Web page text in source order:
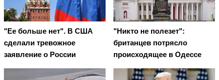
"Ее больше нет". В США
сделали тревожное
заявление о России
"Никто не полезет":
британцев потрясло
происходящее в Одессе